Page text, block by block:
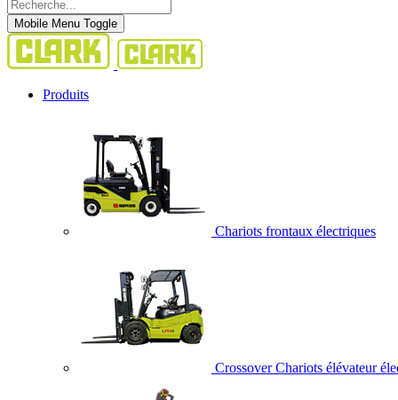
Mobile Menu Toggle
Produits
Chariots frontaux électriques
Crossover Chariots élévateur